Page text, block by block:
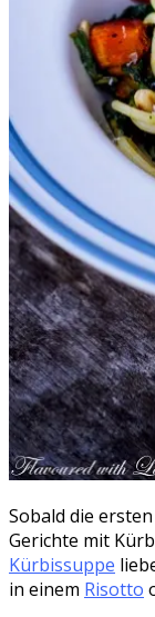
Sobald die
Gerichte mit
Kürbissuppe
in einem Risotto